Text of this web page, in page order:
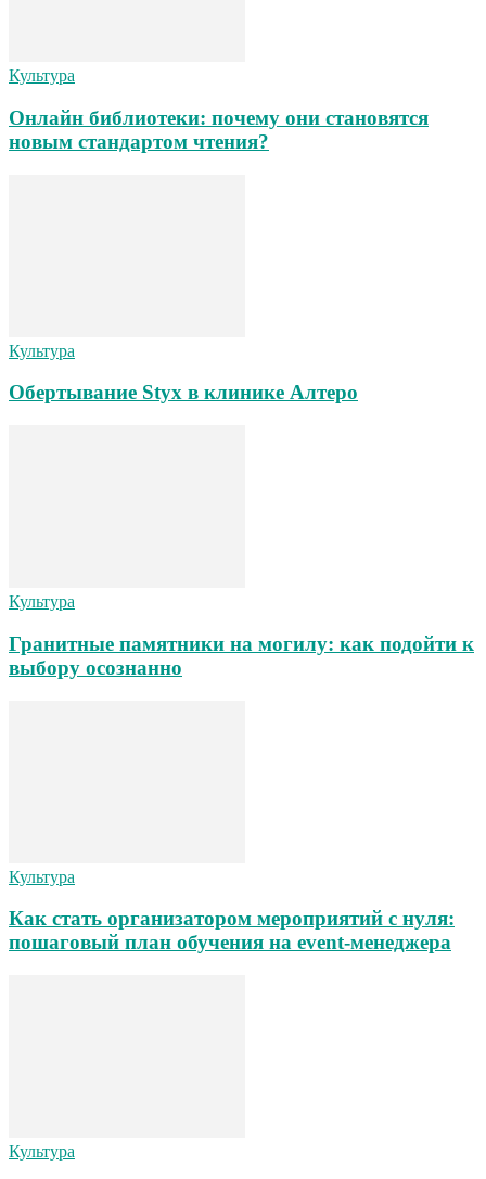
Культура
Онлайн библиотеки: почему они становятся
новым стандартом чтения?
Культура
Обертывание Styx в клинике Алтеро
Культура
Гранитные памятники на могилу: как подойти к
выбору осознанно
Культура
Как стать организатором мероприятий с нуля:
пошаговый план обучения на event-менеджера
Культура